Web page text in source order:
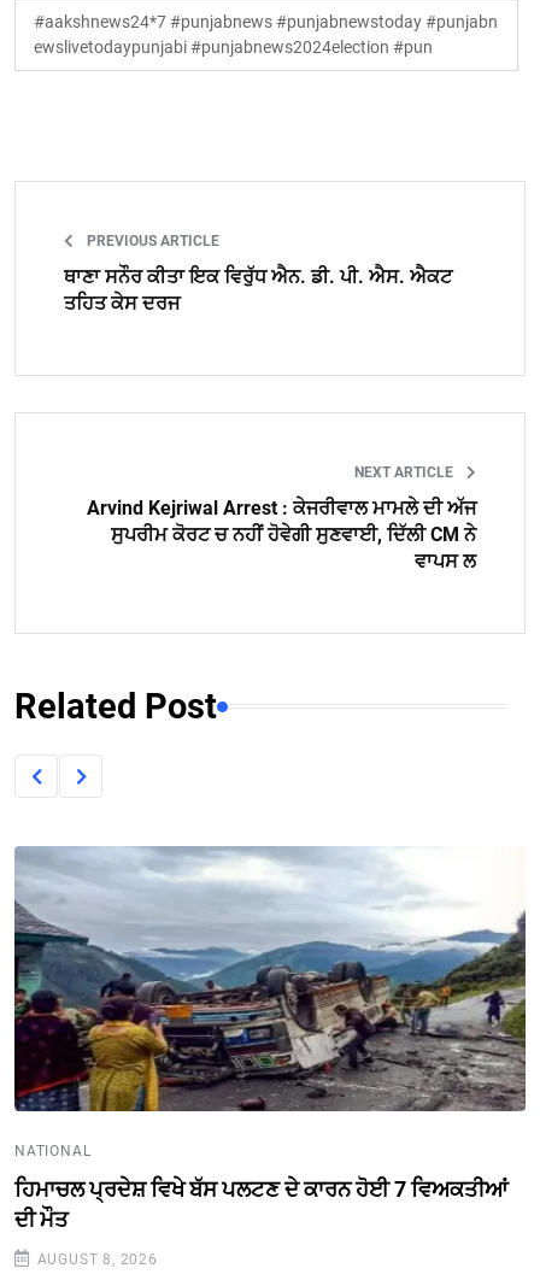
#aakshnews24*7 #punjabnews #punjabnewstoday #punjabn
ewslivetodaypunjabi #punjabnews2024election #pun
PREVIOUS ARTICLE
ਥਾਣਾ ਸਨੌਰ ਕੀਤਾ ਇਕ ਵਿਰੁੱਧ ਐਨ. ਡੀ. ਪੀ. ਐਸ. ਐਕਟ
ਤਹਿਤ ਕੇਸ ਦਰਜ
NEXT ARTICLE
Arvind Kejriwal Arrest : ਕੇਜਰੀਵਾਲ ਮਾਮਲੇ ਦੀ ਅੱਜ
ਸੁਪਰੀਮ ਕੋਰਟ ਚ ਨਹੀਂ ਹੋਵੇਗੀ ਸੁਣਵਾਈ, ਦਿੱਲੀ CM ਨੇ
ਵਾਪਸ ਲ
Related Post
NATIONAL
ਹਿਮਾਚਲ ਪ੍ਰਦੇਸ਼ ਵਿਖੇ ਬੱਸ ਪਲਟਣ ਦੇ ਕਾਰਨ ਹੋਈ 7 ਵਿਅਕਤੀਆਂ
ਦੀ ਮੌਤ
AUGUST 8, 2026